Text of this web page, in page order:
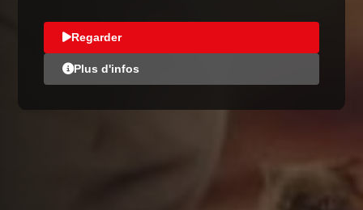
Regarder
Plus d'infos